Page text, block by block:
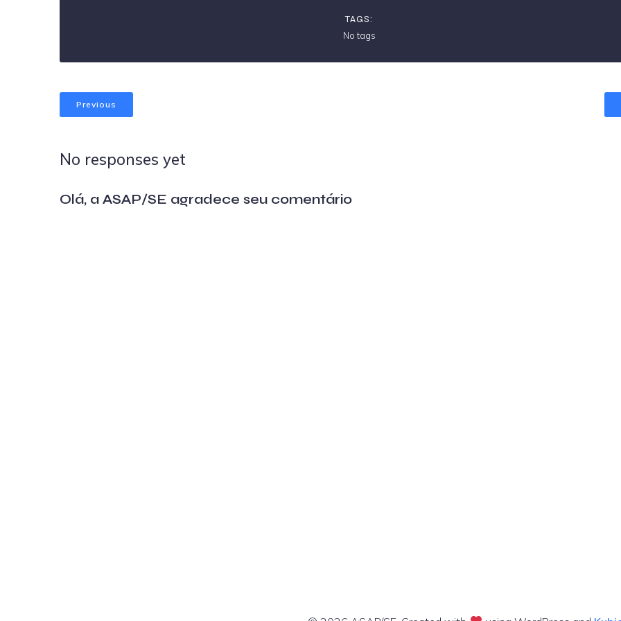
TAGS:
No tags
Previous
No responses yet
Olá, a ASAP/SE agradece seu comentário